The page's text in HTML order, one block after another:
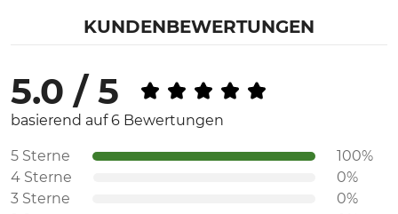
KUNDENBEWERTUNGEN
5.0 / 5
basierend auf 6 Bewertungen
5 Sterne
100%
4 Sterne
0%
3 Sterne
0%